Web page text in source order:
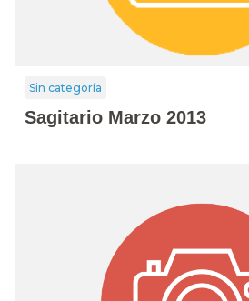
Sin categoría
Sagitario Marzo 2013